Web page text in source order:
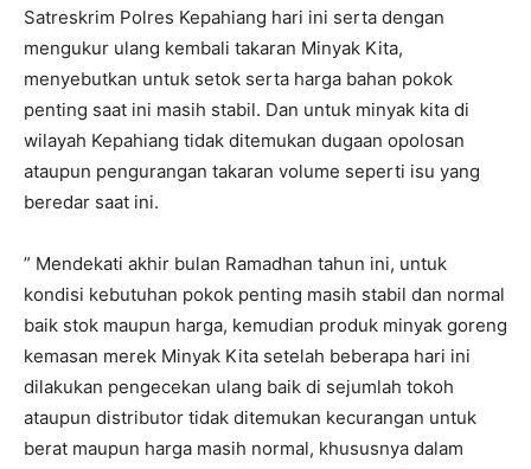
Satreskrim Polres Kepahiang hari ini serta dengan
mengukur ulang kembali takaran Minyak Kita,
menyebutkan untuk setok serta harga bahan pokok
penting saat ini masih stabil. Dan untuk minyak kita di
wilayah Kepahiang tidak ditemukan dugaan opolosan
ataupun pengurangan takaran volume seperti isu yang
beredar saat ini.
” Mendekati akhir bulan Ramadhan tahun ini, untuk
kondisi kebutuhan pokok penting masih stabil dan normal
baik stok maupun harga, kemudian produk minyak goreng
kemasan merek Minyak Kita setelah beberapa hari ini
dilakukan pengecekan ulang baik di sejumlah tokoh
ataupun distributor tidak ditemukan kecurangan untuk
berat maupun harga masih normal, khususnya dalam